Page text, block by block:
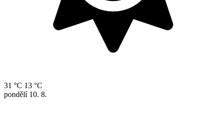
31 °C 13 °C
pondělí 10. 8.